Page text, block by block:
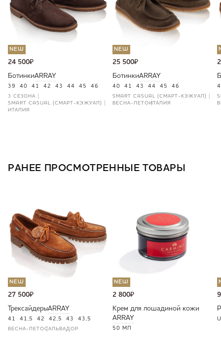
NEW
24 500₽
БотинкиARRAY
39 40 41 42 43 44 45 46
3 СЕЗОНА
SMART CASUAL (СМАРТ-КЭЖУАЛ)
ИТАЛИЯ
NEW
25 500₽
БотинкиARRAY
40 41 43 44 45 46
SMART CASUAL (СМАРТ-КЭЖУАЛ)
ВЕСНА-ЛЕТО ИТАЛИЯ
РАНЕЕ ПРОСМОТРЕННЫЕ ТОВАРЫ
NEW
27 500₽
ТрексайдерыARRAY
41 41,5 42 42,5 43 43,5
ВЕСНА-ЛЕТОСАЛЬВАДОР
NEW
2 800₽
Крем для лошадиной кожи
ARRAY
50 МЛ